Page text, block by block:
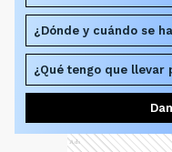
¿Dónde y cuándo se
¿Qué tengo que
Ads